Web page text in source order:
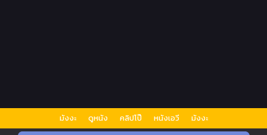
มังงะ ดูหนัง คลิปโป๊ หนังเอวี มังงะ